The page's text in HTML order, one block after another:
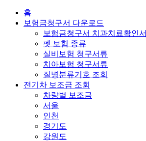
홈
보험금청구서 다운로드
보험금청구서 치과치료확인서
펫 보험 종류
실비보험 청구서류
치아보험 청구서류
질병분류기호 조회
전기차 보조금 조회
차량별 보조금
서울
인천
경기도
강원도